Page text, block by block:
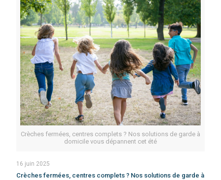
Crèches fermées, centres complets ? Nos solutions de garde à
domicile vous dépannent cet été
16 juin 2025
Crèches fermées, centres complets ? Nos solutions de garde à